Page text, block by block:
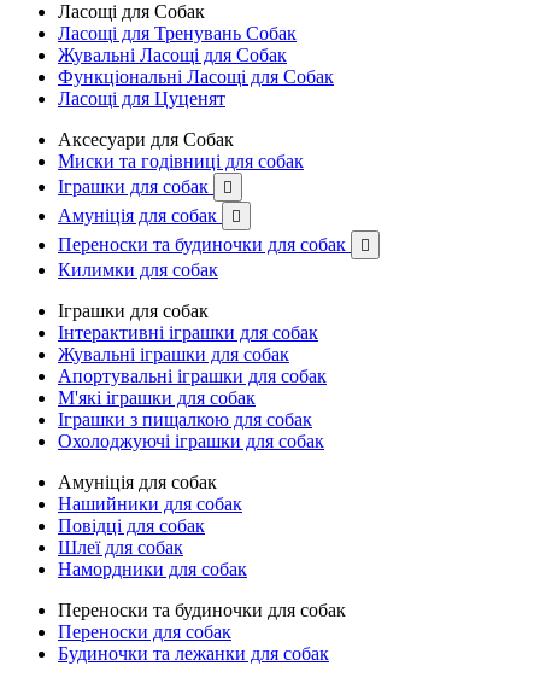
Ласощі для Собак
Ласощі для Тренувань Собак
Жувальні Ласощі для Собак
Функціональні Ласощі для Собак
Ласощі для Цуценят
Аксесуари для Собак
Миски та годівниці для собак
Іграшки для собак

Амуніція для собак 
Переноски та будиночки для собак 
Килимки для собак
Іграшки для собак
Інтерактивні іграшки для собак
Жувальні іграшки для собак
Апортувальні іграшки для собак
М'які іграшки для собак
Іграшки з пищалкою для собак
Охолоджуючі іграшки для собак
Амуніція для собак
Нашийники для собак
Повідці для собак
Шлеї для собак
Намордники для собак
Переноски та будиночки для собак
Переноски для собак
Будиночки та лежанки для собак